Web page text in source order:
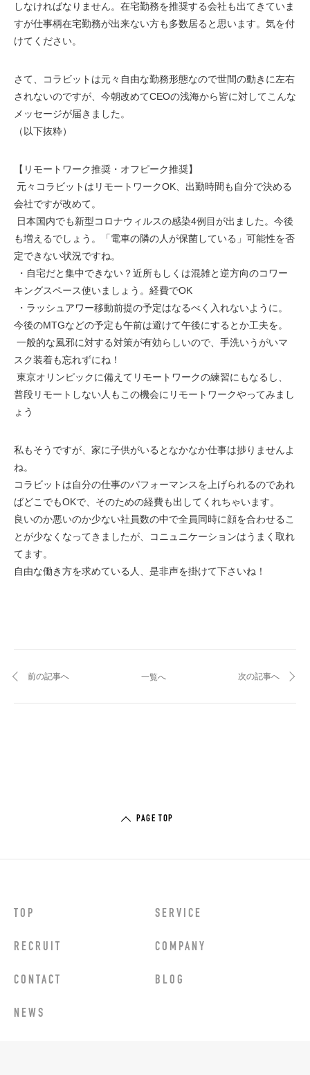
しなければなりません。在宅勤務を推奨する会社も出てきていま
すが仕事柄在宅勤務が出来ない方も多数居ると思います。気を付
けてください。
さて、コラビットは元々自由な勤務形態なので世間の動きに左右
されないのですが、今朝改めてCEOの浅海から皆に対してこんな
メッセージが届きました。
（以下抜粋）
【リモートワーク推奨・オフピーク推奨】
会社ですが改めて。
も増えるでしょう。「電車の隣の人が保菌している」可能性を否
定できない状況ですね。
キングスペース使いましょう。経費でOK
今後のMTGなどの予定も午前は避けて午後にするとか工夫を。
スク装着も忘れずにね！
普段リモートしない人もこの機会にリモートワークやってみまし
ょう
私もそうですが、家に子供がいるとなかなか仕事は捗りませんよ
ね。
コラビットは自分の仕事のパフォーマンスを上げられるのであれ
ばどこでもOKで、そのための経費も出してくれちゃいます。
良いのか悪いのか少ない社員数の中で全員同時に顔を合わせるこ
とが少なくなってきましたが、コニュニケーションはうまく取れ
てます。
自由な働き方を求めている人、是非声を掛けて下さいね！
前の記事へ 一覧へ 次の記事へ
PAGE TOP
TOP SERVICE
RECRUIT COMPANY
CONTACT BLOG
NEWS